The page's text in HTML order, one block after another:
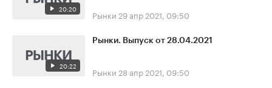
20:20 Рынки 29 апр 2021, 09:50
20:22
Рынки. Выпуск от 28.04.2021
Рынки 28 апр 2021, 09:50